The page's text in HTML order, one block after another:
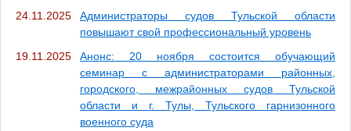
24.11.2025
Администраторы судов Тульской области
повышают свой профессиональный уровень
19.11.2025
Анонс: 20 ноября состоится обучающий
семинар с администраторами районных,
городского, межрайонных судов Тульской
области и г. Тулы, Тульского гарнизонного
военного суда